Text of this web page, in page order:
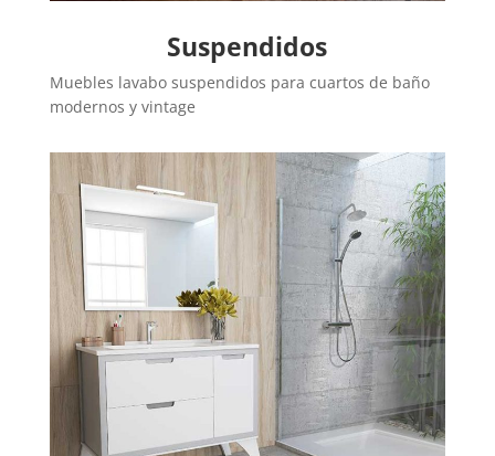
Suspendidos
Muebles lavabo suspendidos para cuartos de baño
modernos y vintage